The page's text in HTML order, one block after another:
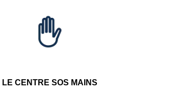
LE CENTRE SOS MAINS